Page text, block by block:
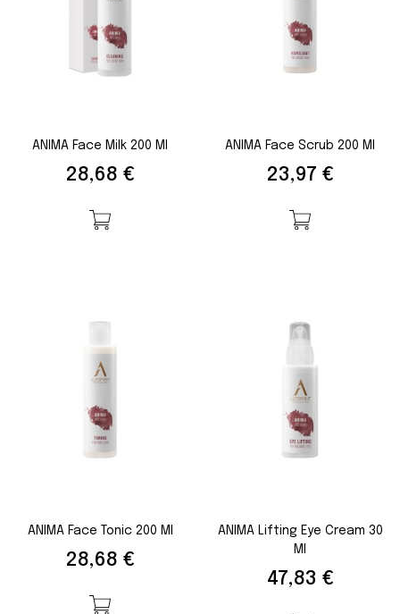
ANIMA Face Milk 200 Ml
Preis
28,68 €
ANIMA Face Scrub 200 Ml
Preis
23,97 €
ANIMA Face Tonic 200 Ml
Preis
28,68 €
ANIMA Lifting Eye Cream 30
Ml
Preis
47,83 €